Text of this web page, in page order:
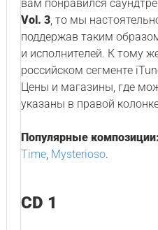
вам понравился
Vol. 3, то мы
поддержав таким
и исполнителей. К тому
российском сегменте
Цены и магазины, где
указаны в правой
Популярные композиции:
Time, Mysterioso.
CD 1